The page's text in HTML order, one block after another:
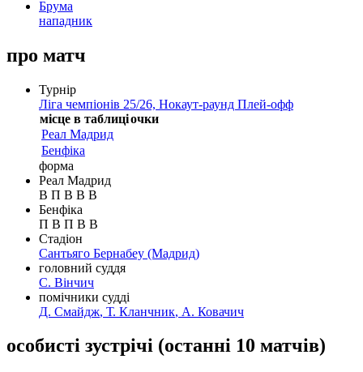
Брума
нападник
про матч
Турнір
Ліга чемпіонів 25/26, Нокаут-раунд Плей-офф
місце в таблиціочки
Реал Мадрид
Бенфіка
форма
Реал Мадрид
В П В В В
Бенфіка
П В П В В
Стадіон
Сантьяго Бернабеу (Мадрид)
головний суддя
С. Вінчич
помічники судді
Д. Смайдж, Т. Кланчник, А. Ковачич
особисті зустрічі (останні 10 матчів)